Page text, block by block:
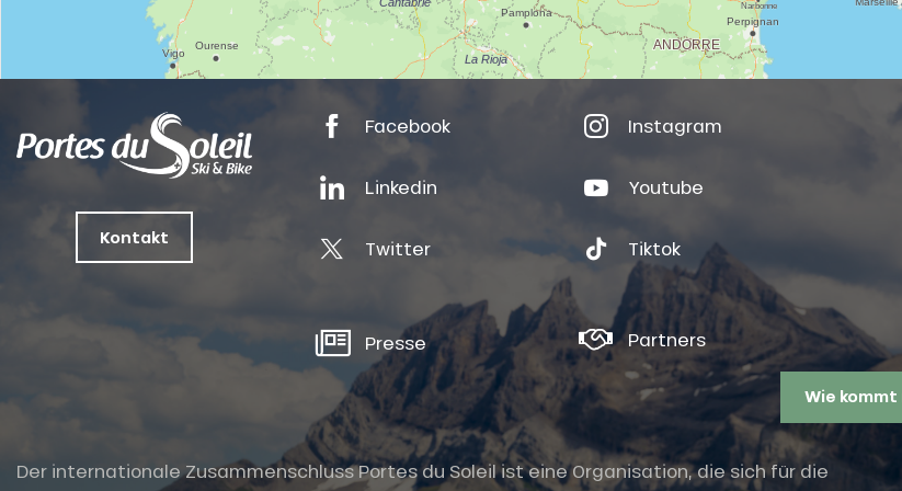
Kontakt
Facebook Instagram
Linkedin Youtube
Twitter Tiktok
Presse Partners
Der internationale Zusammenschluss Portes du Soleil ist eine Organisation, die sich für die
Wie